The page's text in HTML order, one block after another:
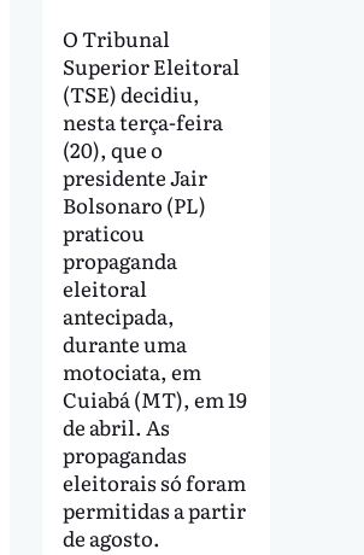
O Tribunal
Superior Eleitoral
(TSE) decidiu,
nesta terça-feira
(20), que o
presidente Jair
Bolsonaro (PL)
praticou
propaganda
eleitoral
antecipada,
durante uma
motociata, em
Cuiabá (MT), em 19
de abril. As
propagandas
eleitorais só foram
permitidas a partir
de agosto.